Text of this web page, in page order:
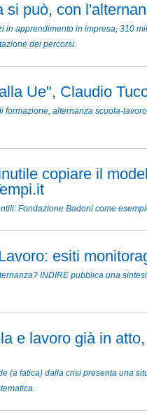
si può, con
in apprendimento in impresa, 310
dei percorsi.
Ue", Claudio
formazione, alternanza scuola-
copiare il
Fondazione Badoni come
esiti
INDIRE pubblica una
e lavoro già in
(a fatica) dalla crisi presenta una